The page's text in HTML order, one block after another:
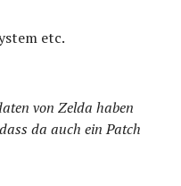
etc.
von Zelda haben
da auch ein Patch